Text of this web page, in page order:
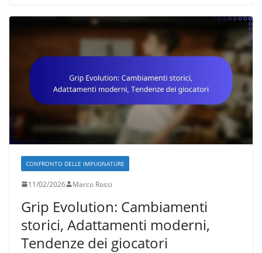
CONFRONTO DELLE IMPUGNATURE
11/02/2026 Marco Rossi
Grip Evolution: Cambiamenti
storici, Adattamenti moderni,
Tendenze dei giocatori